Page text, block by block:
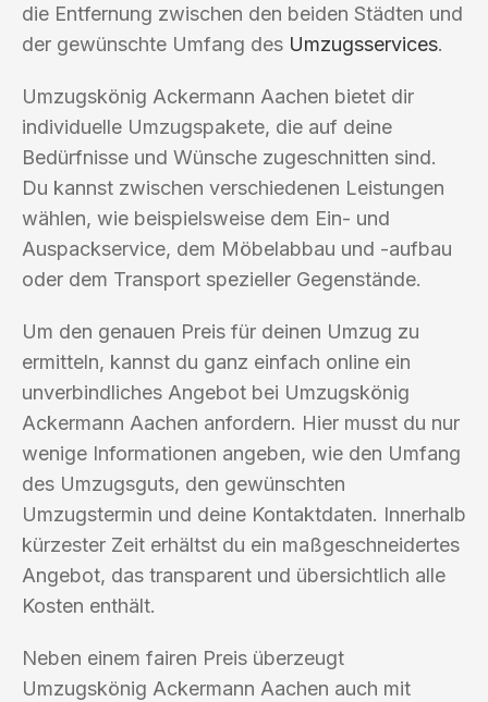
die Entfernung zwischen den beiden Städten und
der gewünschte Umfang des Umzugsservices.
Umzugskönig Ackermann Aachen bietet dir
individuelle Umzugspakete, die auf deine
Bedürfnisse und Wünsche zugeschnitten sind.
Du kannst zwischen verschiedenen Leistungen
wählen, wie beispielsweise dem Ein- und
Auspackservice, dem Möbelabbau und -aufbau
oder dem Transport spezieller Gegenstände.
Um den genauen Preis für deinen Umzug zu
ermitteln, kannst du ganz einfach online ein
unverbindliches Angebot bei Umzugskönig
Ackermann Aachen anfordern. Hier musst du nur
wenige Informationen angeben, wie den Umfang
des Umzugsguts, den gewünschten
Umzugstermin und deine Kontaktdaten. Innerhalb
kürzester Zeit erhältst du ein maßgeschneidertes
Angebot, das transparent und übersichtlich alle
Kosten enthält.
Neben einem fairen Preis überzeugt
Umzugskönig Ackermann Aachen auch mit